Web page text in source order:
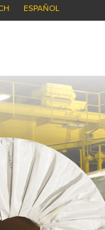
ESPAÑOL